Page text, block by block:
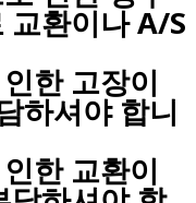
교환이나 A/S
한 고장이
하셔야 합니
한 교환이